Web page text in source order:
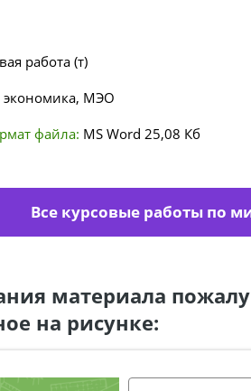
работа (т)
МЭО
файла: MS Word 25,08 Кб
Все курсовые работы по
материала
на рисунке: